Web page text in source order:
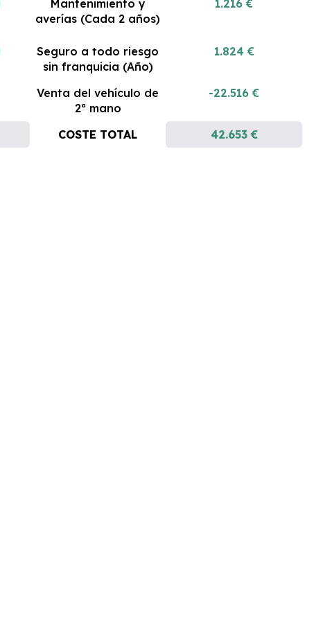
Mantenimiento y
averías (Cada 2 años)
1.216 €
Seguro a todo riesgo
sin franquicia (Año)
1.824 €
Venta del vehículo de
2ª mano
-22.516 €
COSTE TOTAL 42.653 €